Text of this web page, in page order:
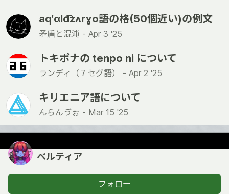
aqʼɑld͡zʌrɣo語の格(50個近い)の例文
矛盾と混沌 - Apr 3 '25
トキポナの tenpo ni について
ランディ（７セグ語） - Apr 2 '25
キリエニア語について
んらんゔぉ - Mar 15 '25
ベルティア
フォロー